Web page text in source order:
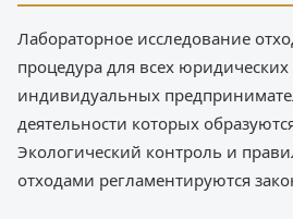
Лабораторное исследование
процедура для всех
индивидуальных
деятельности которых
Экологический контроль и
отходами регламентируются